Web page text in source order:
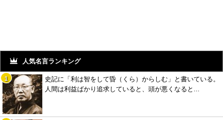
人気名言ランキング
史記に「利は智をして昏（くら）からしむ」と書いている。
人間は利益ばかり追求していると、頭が悪くなると...